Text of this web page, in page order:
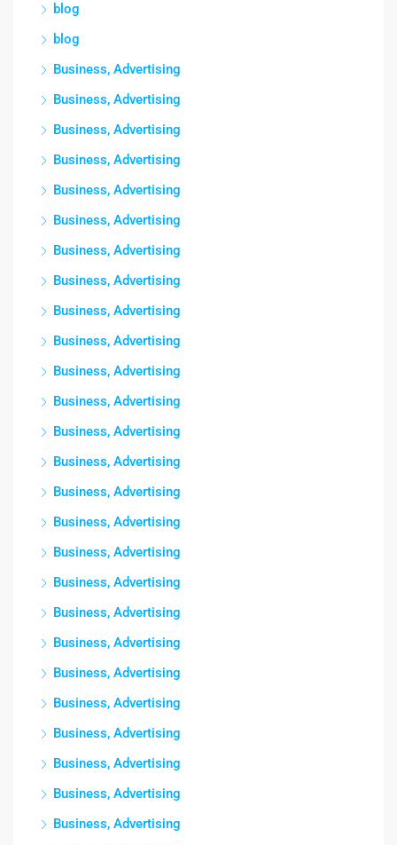
blog
blog
Business, Advertising
Business, Advertising
Business, Advertising
Business, Advertising
Business, Advertising
Business, Advertising
Business, Advertising
Business, Advertising
Business, Advertising
Business, Advertising
Business, Advertising
Business, Advertising
Business, Advertising
Business, Advertising
Business, Advertising
Business, Advertising
Business, Advertising
Business, Advertising
Business, Advertising
Business, Advertising
Business, Advertising
Business, Advertising
Business, Advertising
Business, Advertising
Business, Advertising
Business, Advertising